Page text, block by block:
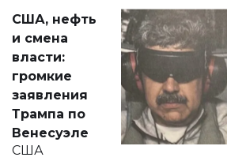
актуальных тем —
от слухов о
политических
реформах до
вопросов армии,
экономики и
личного здоровья.
США, нефть
и смена
власти:
громкие
заявления
Трампа по
Венесуэле
США